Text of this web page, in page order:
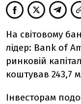
На світовому
лідер: Bank of
ринковій
коштував 243,7
Інвесторам